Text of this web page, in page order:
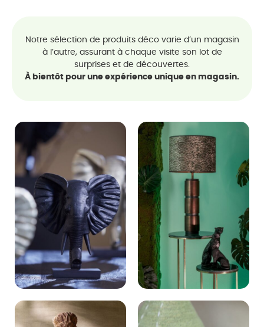
Notre sélection de produits déco varie d’un magasin
à l’autre, assurant à chaque visite son lot de
surprises et de découvertes.
À bientôt pour une expérience unique en magasin.